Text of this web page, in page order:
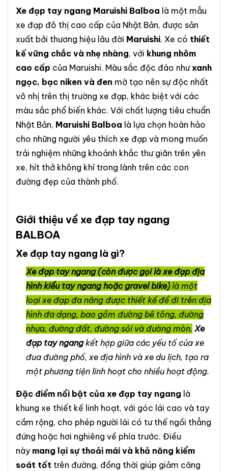
Xe đạp tay ngang Maruishi Balboa là một mẫu
xe đạp đô thị cao cấp của Nhật Bản, được sản
xuất bởi thương hiệu lâu đời Maruishi. Xe có thiết
kế vững chắc và nhẹ nhàng, với khung nhôm
cao cấp của Maruishi. Màu sắc độc đáo nhưxanh
ngọc, bạc niken và đen mờ tạo nên sự độc nhất
vô nhị trên thị trường xe đạp, khác biệt với các
màu sắc phổ biến khác. Với chất lượng tiêu chuẩn
Nhật Bản, Maruishi Balboa là lựa chọn hoàn hảo
cho những người yêu thích xe đạp và mong muốn
trải nghiệm những khoảnh khắc thư giãn trên yên
xe, hít thở không khí trong lành trên các con
đường đẹp của thành phố.
Giới thiệu về xe đạp tay ngang
BALBOA
Xe đạp tay ngang là gì?
Xe đạp tay ngang (còn được gọi là xe đạp địa
hình kiểu tay ngang hoặc gravel bike) là một
loại xe đạp đa năng được thiết kế để đi trên địa
hình đa dạng, bao gồm đường bê tông, đường
nhựa, đường đất, đường sỏi và đường mòn. Xe
đạp tay ngangkết hợp giữa các yếu tố của xe
đua đường phố, xe địa hình và xe du lịch, tạo ra
một phương tiện linh hoạt cho nhiều hoạt động.
Đặc điểm nổi bật của xe đạp tay ngang là
khung xe thiết kế linh hoạt, với góc lái cao và tay
cầm rộng, cho phép người lái có tư thế ngồi thẳng
đứng hoặc hơi nghiêng về phía trước. Điều
này mang lại sự thoải mái và khả năng kiểm
soát tốt trên đường, đồng thời giúp giảm căng